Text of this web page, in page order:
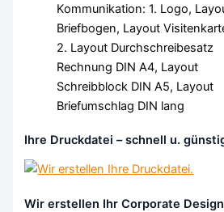
Kommunikation: 1. Logo,
Briefbogen, Layout
2. Layout Durchschreibesatz
Rechnung DIN A4, Layout
Schreibblock DIN A5, Layout
Briefumschlag DIN lang
Ihre Druckdatei – schnell u.
Wir erstellen Ihr Corporate Design